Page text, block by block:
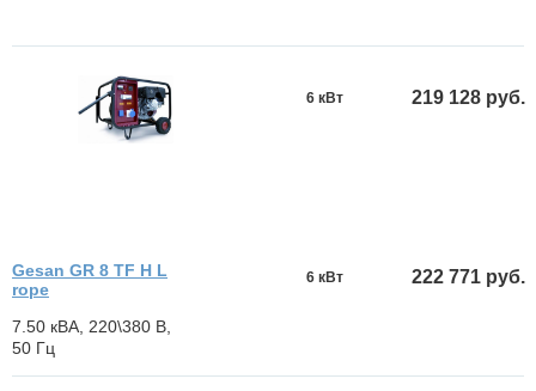
219 128 руб.
6 кВт
Gesan GR 8 TF H L
rope
7.50 кВА, 220\380 В,
50 Гц
222 771 руб.
6 кВт